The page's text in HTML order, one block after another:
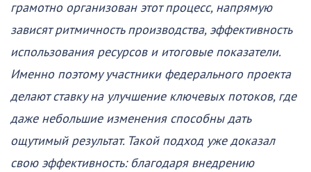
грамотно организован этот процесс, напрямую
зависят ритмичность производства, эффективность
использования ресурсов и итоговые показатели.
Именно поэтому участники федерального проекта
делают ставку на улучшение ключевых потоков, где
даже небольшие изменения способны дать
ощутимый результат. Такой подход уже доказал
свою эффективность: благодаря внедрению